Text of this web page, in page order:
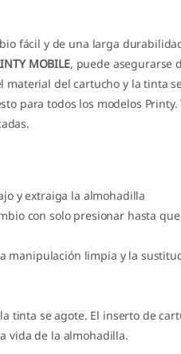
fácil y de una larga
MOBILE, puede asegurarse
material del cartucho y la tinta
para todos los modelos
y extraiga la almohadilla
con solo presionar hasta
manipulación limpia y la
tinta se agote. El inserto de
vida de la almohadilla.